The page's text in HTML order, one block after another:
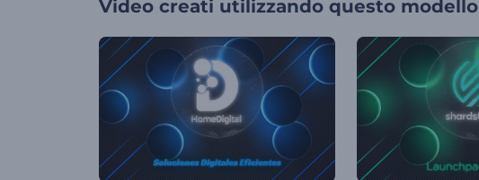
Video creati utilizzando questo modello